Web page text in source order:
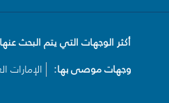
أكثر الوجهات التي يتم البحث
وجهات موصى بها:
الإمارات